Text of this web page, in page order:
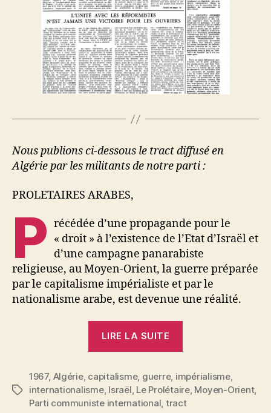
Nous publions ci-dessous le tract diffusé en
Algérie par les militants de notre parti :
PROLETAIRES ARABES,
P récédée d’une propagande pour le
« droit » à l’existence de l’Etat d’Israël et
d’une campagne panarabiste
religieuse, au Moyen-Orient, la guerre préparée
par le capitalisme impérialiste et par le
nationalisme arabe, est devenue une réalité.
LIRE LA SUITE
Étiquettes
1967, Algérie, capitalisme, guerre, impérialisme,
internationalisme, Israël Le Prolétaire, Moyen-Orient,
Parti communiste international tract